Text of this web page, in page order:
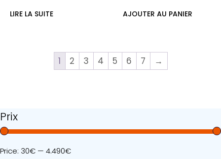
LIRE LA SUITE
AJOUTER AU PANIER
1 2 3 4 5 6 7 →
Prix
Price: 30€ — 4.490€